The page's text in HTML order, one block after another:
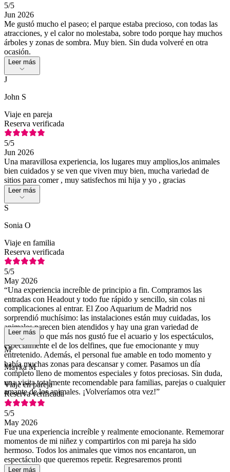
5/5
Jun 2026
Me gustó mucho el paseo; el parque estaba precioso, con todas las
atracciones, y el calor no molestaba, sobre todo porque hay muchos
árboles y zonas de sombra. Muy bien. Sin duda volveré en otra
ocasión.
Leer más
J
John S
Viaje en pareja
Reserva verificada
5/5
Jun 2026
Una maravillosa experiencia, los lugares muy amplios,los animales
bien cuidados y se ven que viven muy bien, mucha variedad de
sitios para comer , muy satisfechos mi hija y yo , gracias
Leer más
S
Sonia O
Viaje en familia
Reserva verificada
5/5
May 2026
“Una experiencia increíble de principio a fin. Compramos las
entradas con Headout y todo fue rápido y sencillo, sin colas ni
complicaciones al entrar. El Zoo Aquarium de Madrid nos
sorprendió muchísimo: las instalaciones están muy cuidadas, los
animales parecen bien atendidos y hay una gran variedad de
especies. Lo que más nos gustó fue el acuario y los espectáculos,
especialmente el de los delfines, que fue emocionante y muy
entretenido. Además, el personal fue amable en todo momento y
había muchas zonas para descansar y comer. Pasamos un día
completo lleno de momentos especiales y fotos preciosas. Sin duda,
una visita totalmente recomendable para familias, parejas o cualquier
amante de los animales. ¡Volveríamos otra vez!”
Leer más
M
Mayka M
Viaje en pareja
Reserva verificada
5/5
May 2026
Fue una experiencia increíble y realmente emocionante. Rememorar
momentos de mi niñez y compartirlos con mi pareja ha sido
hermoso. Todos los animales que vimos nos encantaron, un
espectáculo que queremos repetir. Regresaremos pronti
Leer más